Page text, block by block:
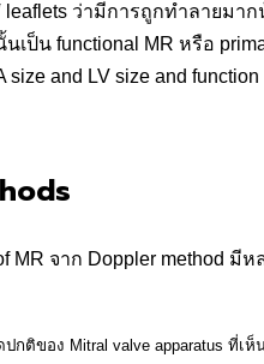
ว่ามีการถูกทำลายมา
เป็น functional MR หรือ
size and LV size and
MR จาก Doppler method มี
กติของ Mitral valve apparatus ที่เ